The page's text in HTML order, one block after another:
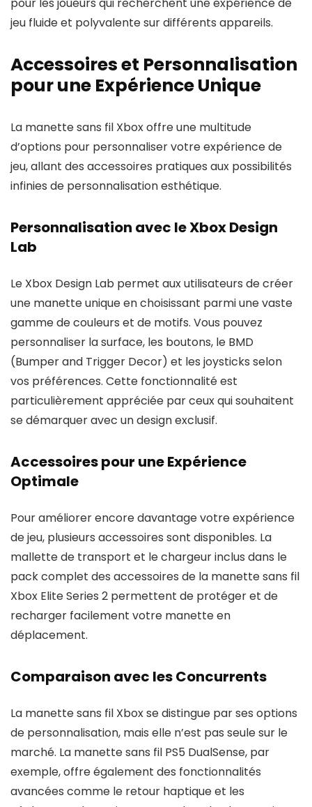
jeu fluide et polyvalente sur différents appareils.
Accessoires et Personnalisation
pour une Expérience Unique
La manette sans fil Xbox offre une multitude
d’options pour personnaliser votre expérience de
jeu, allant des accessoires pratiques aux possibilités
infinies de personnalisation esthétique.
Personnalisation avec le Xbox Design
Lab
Le Xbox Design Lab permet aux utilisateurs de créer
une manette unique en choisissant parmi une vaste
gamme de couleurs et de motifs. Vous pouvez
personnaliser la surface, les boutons, le BMD
(Bumper and Trigger Decor) et les joysticks selon
vos préférences. Cette fonctionnalité est
particulièrement appréciée par ceux qui souhaitent
se démarquer avec un design exclusif.
Accessoires pour une Expérience
Optimale
Pour améliorer encore davantage votre expérience
de jeu, plusieurs accessoires sont disponibles. La
mallette de transport et le chargeur inclus dans le
pack complet des accessoires de la manette sans fil
Xbox Elite Series 2 permettent de protéger et de
recharger facilement votre manette en
déplacement.
Comparaison avec les Concurrents
La manette sans fil Xbox se distingue par ses options
de personnalisation, mais elle n’est pas seule sur le
marché. La manette sans fil PS5 DualSense, par
exemple, offre également des fonctionnalités
avancées comme le retour haptique et les